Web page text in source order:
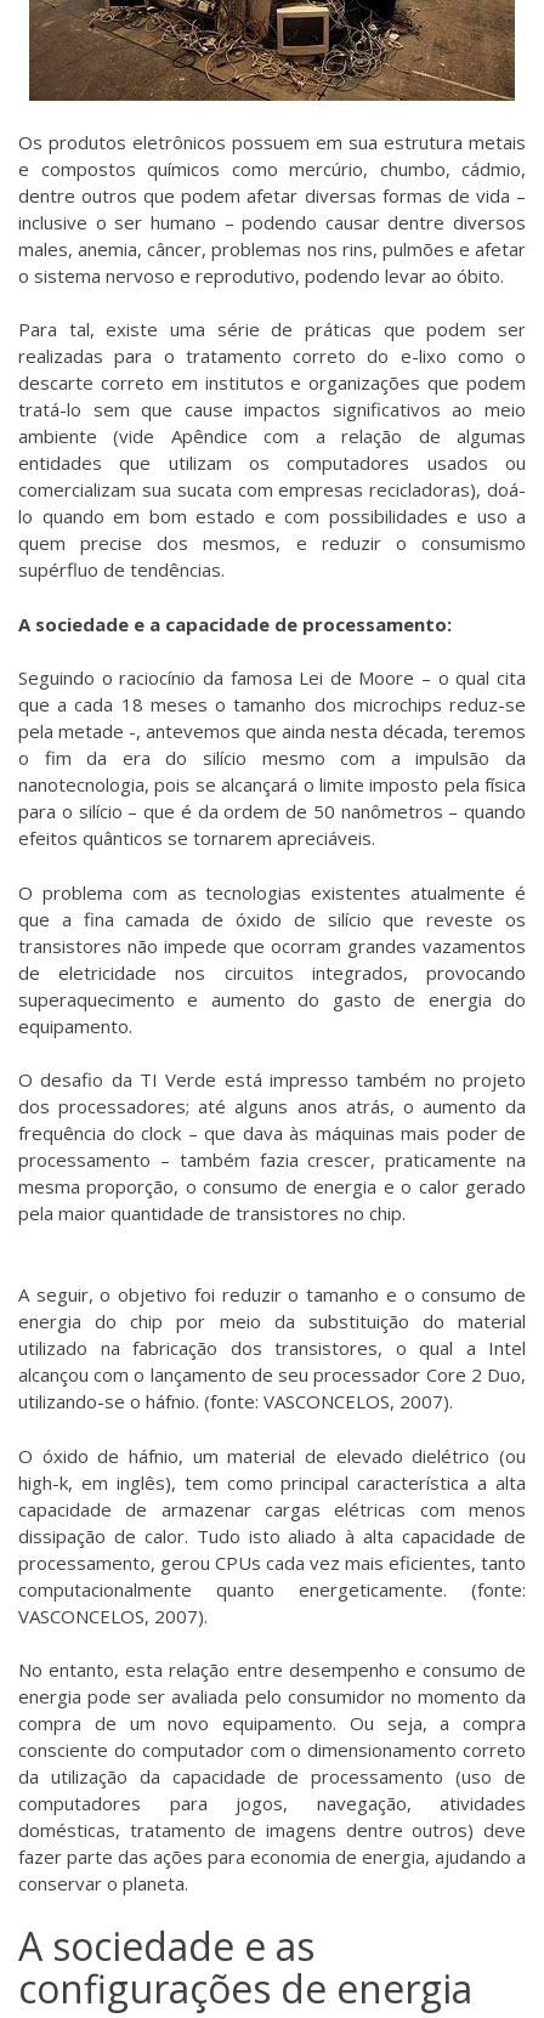
Os produtos eletrônicos possuem em sua estrutura metais
e compostos químicos como mercúrio, chumbo, cádmio,
dentre outros que podem afetar diversas formas de vida –
inclusive o ser humano – podendo causar dentre diversos
males, anemia, câncer, problemas nos rins, pulmões e afetar
o sistema nervoso e reprodutivo, podendo levar ao óbito.
Para tal, existe uma série de práticas que podem ser
realizadas para o tratamento correto do e-lixo como o
descarte correto em institutos e organizações que podem
tratá-lo sem que cause impactos significativos ao meio
ambiente (vide Apêndice com a relação de algumas
entidades que utilizam os computadores usados ou
comercializam sua sucata com empresas recicladoras), doá-
lo quando em bom estado e com possibilidades e uso a
quem precise dos mesmos, e reduzir o consumismo
supérfluo de tendências.
A sociedade e a capacidade de processamento:
Seguindo o raciocínio da famosa Lei de Moore – o qual cita
que a cada 18 meses o tamanho dos microchips reduz-se
pela metade -, antevemos que ainda nesta década, teremos
o fim da era do silício mesmo com a impulsão da
nanotecnologia, pois se alcançará o limite imposto pela física
para o silício – que é da ordem de 50 nanômetros – quando
efeitos quânticos se tornarem apreciáveis.
O problema com as tecnologias existentes atualmente é
que a fina camada de óxido de silício que reveste os
transistores não impede que ocorram grandes vazamentos
de eletricidade nos circuitos integrados, provocando
superaquecimento e aumento do gasto de energia do
equipamento.
O desafio da TI Verde está impresso também no projeto
dos processadores; até alguns anos atrás, o aumento da
frequência do clock – que dava às máquinas mais poder de
processamento – também fazia crescer, praticamente na
mesma proporção, o consumo de energia e o calor gerado
pela maior quantidade de transistores no chip.
A seguir, o objetivo foi reduzir o tamanho e o consumo de
energia do chip por meio da substituição do material
utilizado na fabricação dos transistores, o qual a Intel
alcançou com o lançamento de seu processador Core 2 Duo,
utilizando-se o háfnio. (fonte: VASCONCELOS, 2007).
O óxido de háfnio, um material de elevado dielétrico (ou
high-k, em inglês), tem como principal característica a alta
capacidade de armazenar cargas elétricas com menos
dissipação de calor. Tudo isto aliado à alta capacidade de
processamento, gerou CPUs cada vez mais eficientes, tanto
computacionalmente quanto energeticamente. (fonte:
VASCONCELOS, 2007).
No entanto, esta relação entre desempenho e consumo de
energia pode ser avaliada pelo consumidor no momento da
compra de um novo equipamento. Ou seja, a compra
consciente do computador com o dimensionamento correto
da utilização da capacidade de processamento (uso de
computadores para jogos, navegação, atividades
domésticas, tratamento de imagens dentre outros) deve
fazer parte das ações para economia de energia, ajudando a
conservar o planeta.
A sociedade e as
configurações de energia